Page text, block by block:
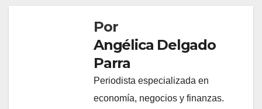
Por
Angélica Delgado
Parra
Periodista especializada en
economía, negocios y finanzas.